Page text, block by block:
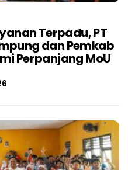
Terpadu, PT
dan Pemkab
Perpanjang MoU